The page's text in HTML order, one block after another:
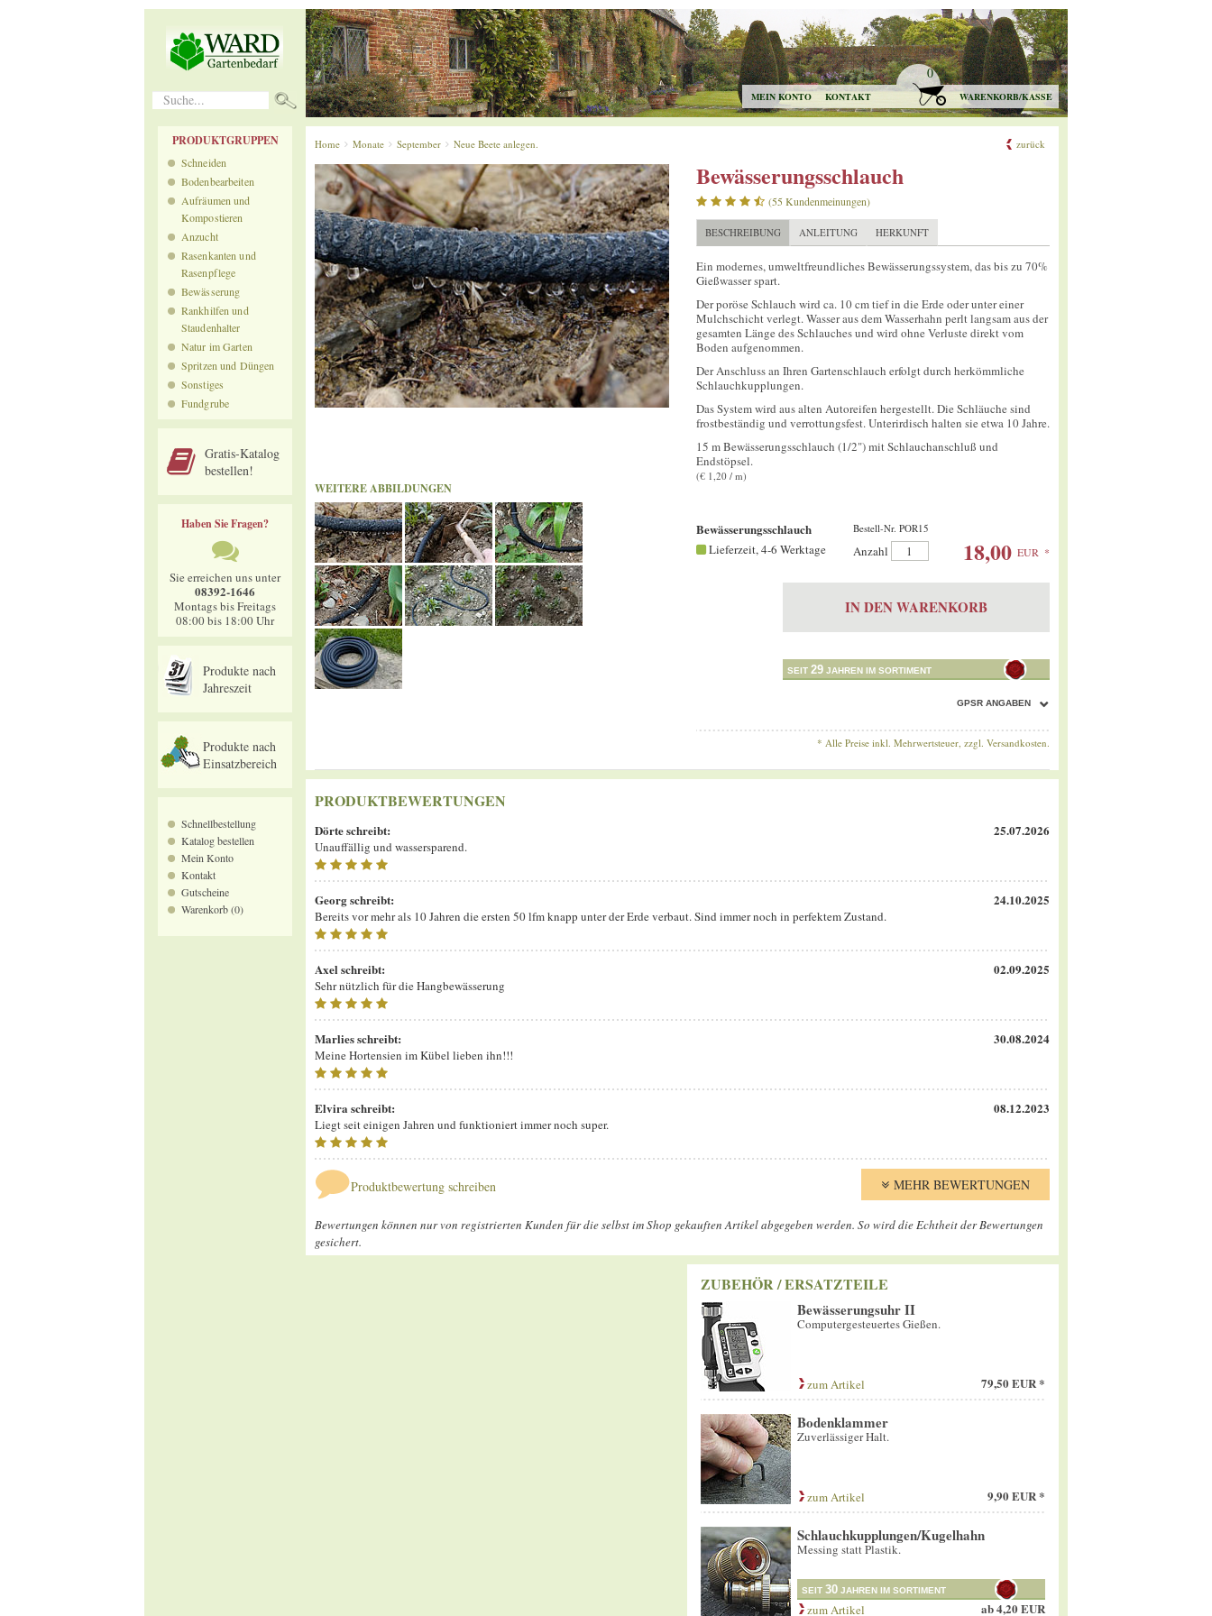
Suche... MEIN KONTO KONTAKT
0
WARENKORB/KASSE
PRODUKTGRUPPEN
Schneiden
Bodenbearbeiten
Aufräumen und
Kompostieren
Anzucht
Rasenkanten und
Rasenpflege
Bewässerung
Rankhilfen und
Staudenhalter
Natur im Garten
Spritzen und Düngen
Sonstiges
Fundgrube
Gratis-Katalog
bestellen!
Haben Sie Fragen?
Sie erreichen uns unter
08392-1646
Montags bis Freitags
08:00 bis 18:00 Uhr
Produkte nach
Jahreszeit
Produkte nach
Einsatzbereich
Schnellbestellung
Katalog bestellen
Mein Konto
Kontakt
Gutscheine
Warenkorb (0)
Home Monate September Neue Beete anlegen. zurück
WEITERE ABBILDUNGEN
Bewässerungsschlauch
(55 Kundenmeinungen)
BESCHREIBUNG ANLEITUNG HERKUNFT
Ein modernes, umweltfreundliches Bewässerungssystem, das bis zu 70%
Gießwasser spart.
Der poröse Schlauch wird ca. 10 cm tief in die Erde oder unter einer
Mulchschicht verlegt. Wasser aus dem Wasserhahn perlt langsam aus der
gesamten Länge des Schlauches und wird ohne Verluste direkt vom
Boden aufgenommen.
Der Anschluss an Ihren Gartenschlauch erfolgt durch herkömmliche
Schlauchkupplungen.
Das System wird aus alten Autoreifen hergestellt. Die Schläuche sind
frostbeständig und verrottungsfest. Unterirdisch halten sie etwa 10 Jahre.
15 m Bewässerungsschlauch (1/2") mit Schlauchanschluß und
Endstöpsel.
(€ 1,20 / m)
Bewässerungsschlauch Bestell-Nr. POR15
Lieferzeit, 4-6 Werktage Anzahl 18,00 EUR *
IN DEN WARENKORB
SEIT 29 JAHREN IM SORTIMENT
GPSR ANGABEN
* Alle Preise inkl. Mehrwertsteuer, zzgl. Versandkosten.
PRODUKTBEWERTUNGEN
Dörteschreibt: 25.07.2026
Unauffällig und wassersparend.
Georgschreibt: 24.10.2025
Bereits vor mehr als 10 Jahren die ersten 50 lfm knapp unter der Erde verbaut. Sind immer noch in perfektem Zustand.
Axelschreibt: 02.09.2025
Sehr nützlich für die Hangbewässerung
Marliesschreibt: 30.08.2024
Meine Hortensien im Kübel lieben ihn!!!
Elvira schreibt: 08.12.2023
Liegt seit einigen Jahren und funktioniert immer noch super.
Produktbewertung schreiben MEHR BEWERTUNGEN
Bewertungen können nur von registrierten Kunden für die selbst im Shop gekauften Artikel abgegeben werden. So wird die Echtheit der Bewertungen
gesichert.
ZUBEHÖR / ERSATZTEILE
Bewässerungsuhr II
Computergesteuertes Gießen.
zum Artikel 79,50 EUR *
Bodenklammer
Zuverlässiger Halt.
zum Artikel 9,90 EUR *
Schlauchkupplungen/Kugelhahn
Messing statt Plastik.
SEIT 30JAHREN IM SORTIMENT
zum Artikel ab4,20 EUR